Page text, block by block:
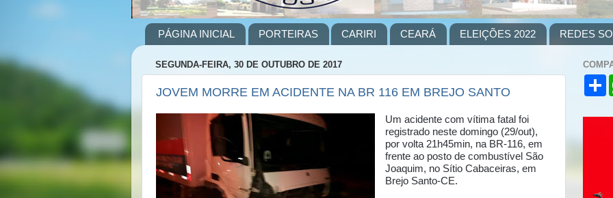
PÁGINA INICIAL PORTEIRAS CARIRI CEARÁ ELEIÇÕES 2022 REDES
SEGUNDA-FEIRA, 30 DE OUTUBRO DE 2017
JOVEM MORRE EM ACIDENTE NA BR 116 EM BREJO SANTO
Um acidente com vítima fatal foi
registrado neste domingo (29/out),
por volta 21h45min, na BR-116, em
frente ao posto de combustível São
Joaquim, no Sítio Cabaceiras, em
Brejo Santo-CE.
S